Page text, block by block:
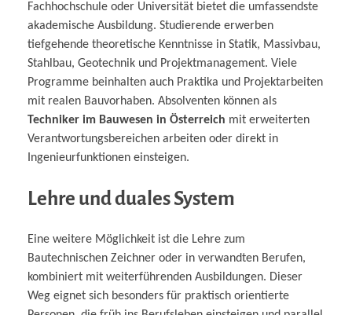
Fachhochschule oder Universität bietet die umfassendste
akademische Ausbildung. Studierende erwerben
tiefgehende theoretische Kenntnisse in Statik, Massivbau,
Stahlbau, Geotechnik und Projektmanagement. Viele
Programme beinhalten auch Praktika und Projektarbeiten
mit realen Bauvorhaben. Absolventen können als
Techniker im Bauwesen in Österreich mit erweiterten
Verantwortungsbereichen arbeiten oder direkt in
Ingenieurfunktionen einsteigen.
Lehre und duales System
Eine weitere Möglichkeit ist die Lehre zum
Bautechnischen Zeichner oder in verwandten Berufen,
kombiniert mit weiterführenden Ausbildungen. Dieser
Weg eignet sich besonders für praktisch orientierte